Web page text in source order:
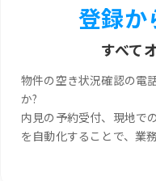
登録か
すべて
物件の空き状況確認の電
か?
内見の予約受付、現地で
を自動化することで、業